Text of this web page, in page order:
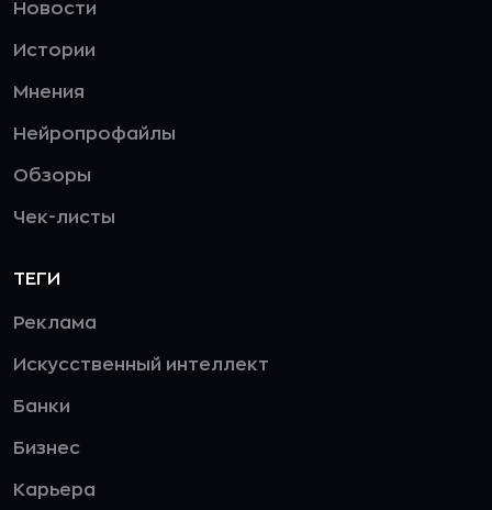
Новости
Истории
Мнения
Нейропрофайлы
Обзоры
Чек-листы
ТЕГИ
Реклама
Искусственный интеллект
Банки
Бизнес
Карьера